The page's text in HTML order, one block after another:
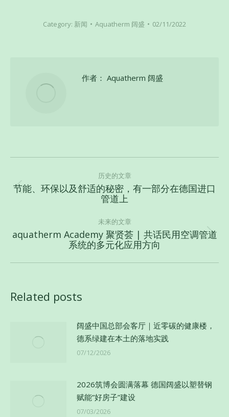
Category: 新闻 Aquatherm 阔盛 02/11/2022
作者： Aquatherm 阔盛
章
导
历史的文章
历
史
的
文
章：
节能、环保以及舒适的秘密，有一部分在德国进口
管道上
未来的文章
未
来
的
aquatherm Academy 聚贤荟 | 共话民用空调管道
系统的多元化应用方向
Related posts
阔盛中国总部会客厅｜近零碳的健康楼，
德系绿建在本土的落地实践
07/12/2026
2026筑博会圆满落幕 德国阔盛以塑替钢
赋能”好房子”建设
07/03/2026